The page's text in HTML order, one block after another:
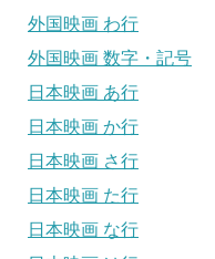
外国映画 わ行
外国映画 数字・記号
日本映画 あ行
日本映画 か行
日本映画 さ行
日本映画 た行
日本映画 な行